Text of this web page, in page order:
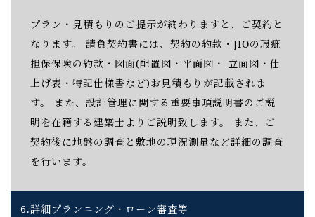
プラン・見積もりのご提示が終わりますと、ご契約と
なります。 請負契約書には、契約の約款・JIOの瑕疵
担保保険の約款・図面(配置図・平面図・ 立面図・仕
上げ表・特記仕様書など)お見積もりが記載されま
す。 また、設計管理に関する重要事項説明書のご説
明を在籍する建築士よりご説明致します。 また、ご
契約後に地盤の調査と敷地の現況測量など詳細の調査
を行います。
6.詳細プランニング・ローン審査等